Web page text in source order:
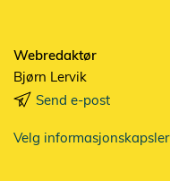
Webredaktør
Bjørn Lervik
Send e-post
Velg informasjonskapsler